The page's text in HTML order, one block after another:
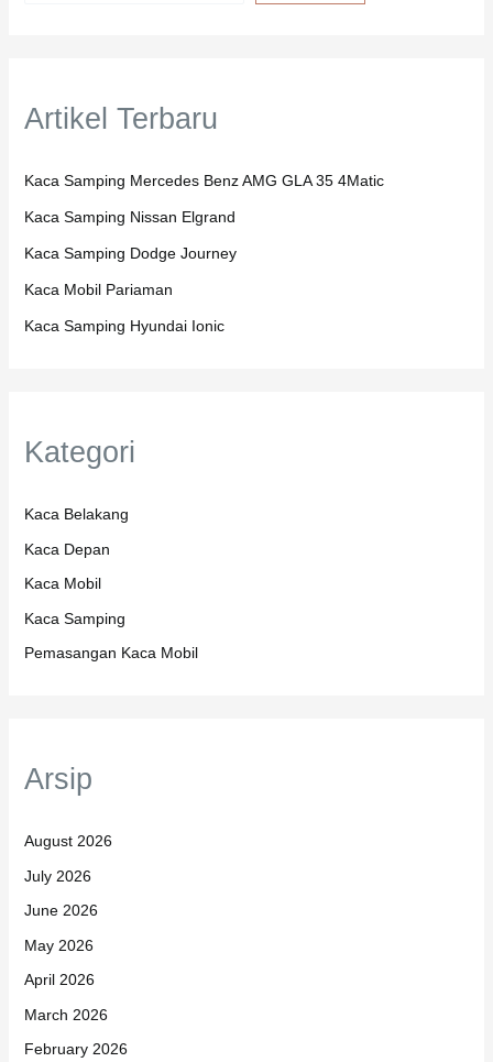
Artikel Terbaru
Kaca Samping Mercedes Benz AMG GLA 35 4Matic
Kaca Samping Nissan Elgrand
Kaca Samping Dodge Journey
Kaca Mobil Pariaman
Kaca Samping Hyundai Ionic
Kategori
Kaca Belakang
Kaca Depan
Kaca Mobil
Kaca Samping
Pemasangan Kaca Mobil
Arsip
August 2026
July 2026
June 2026
May 2026
April 2026
March 2026
February 2026